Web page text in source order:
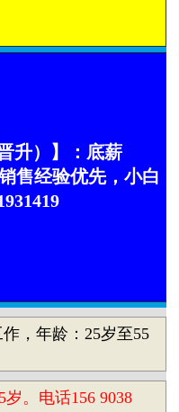
升）】：底薪
售经验优先，小白
，年龄：25岁至55
。电话156 9038